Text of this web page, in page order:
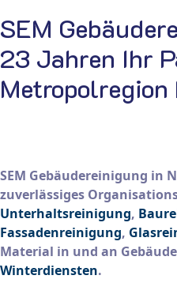
SEM
23 Jahren Ihr
SEM Gebäudereinigung in
zuverlässiges
Unterhaltsreinigung,
Fassadenreinigung,
Material in und an
Winterdiensten.